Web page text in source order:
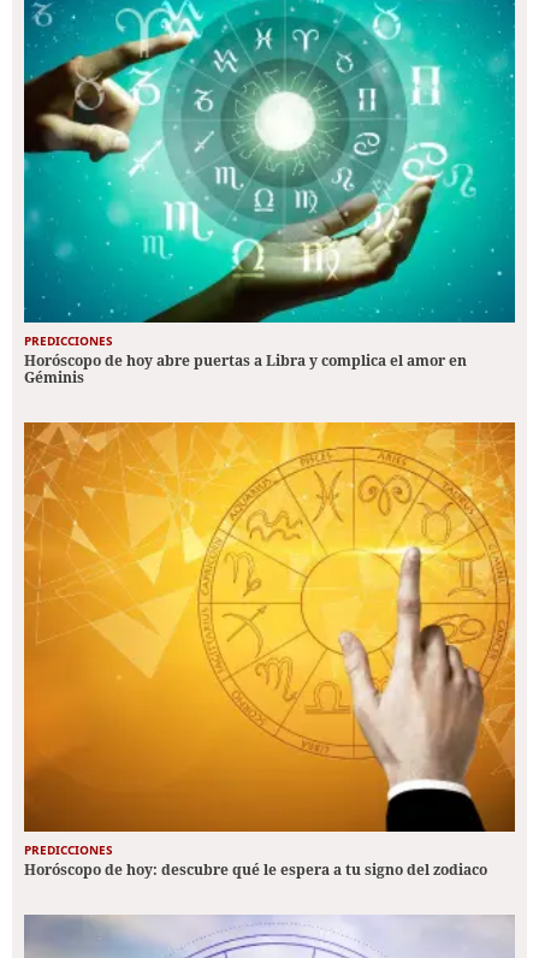
PREDICCIONES
Horóscopo de hoy abre puertas a Libra y complica el amor en
Géminis
PREDICCIONES
Horóscopo de hoy: descubre qué le espera a tu signo del zodiaco